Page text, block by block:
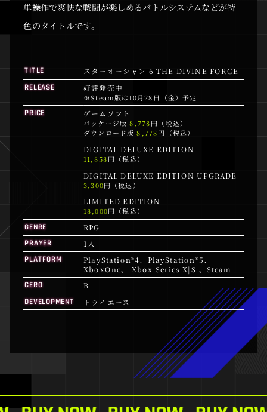
単操作で爽快な戦闘が楽しめるバトルシステムなどが特
色のタイトルです。
TITLE スターオーシャン 6 THE DIVINE FORCE
RELEASE 好評発売中
※Steam版は10月28日（金）予定
PRICE ゲームソフト
パッケージ版8,778円（税込）
ダウンロード版8,778円（税込）
DIGITAL DELUXE EDITION
11,858円（税込）
DIGITAL DELUXE EDITION UPGRADE
3,300円（税込）
LIMITED EDITION
18,000円（税込）
GENRE RPG
PRAYER 1人
PLATFORM PlayStation®4、PlayStation®5、
XboxOne、 Xbox Series X|S 、Steam
CERO B
DEVELOPMENT トライエース